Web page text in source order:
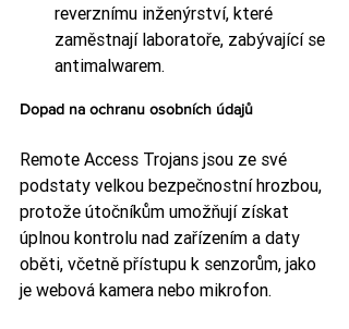
reverznímu inženýrství, které
zaměstnají laboratoře, zabývající se
antimalwarem.
Dopad na ochranu osobních údajů
Remote Access Trojans jsou ze své
podstaty velkou bezpečnostní hrozbou,
protože útočníkům umožňují získat
úplnou kontrolu nad zařízením a daty
oběti, včetně přístupu k senzorům, jako
je webová kamera nebo mikrofon.